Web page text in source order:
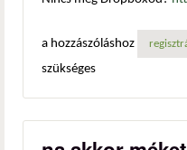
a hozzászóláshoz
szükséges